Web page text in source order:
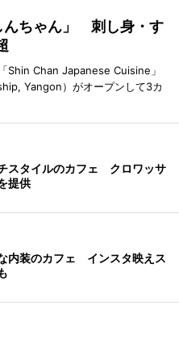
んちゃん」 刺し身・す
Shin Chan Japanese Cuisine」
Yangon）がオープンして3カ
スタイルのカフェ クロワッサ
提供
内装のカフェ インスタ映えス